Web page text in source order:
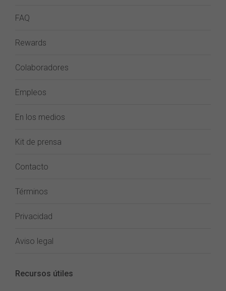
FAQ
Rewards
Colaboradores
Empleos
En los medios
Kit de prensa
Contacto
Términos
Privacidad
Aviso legal
Recursos útiles